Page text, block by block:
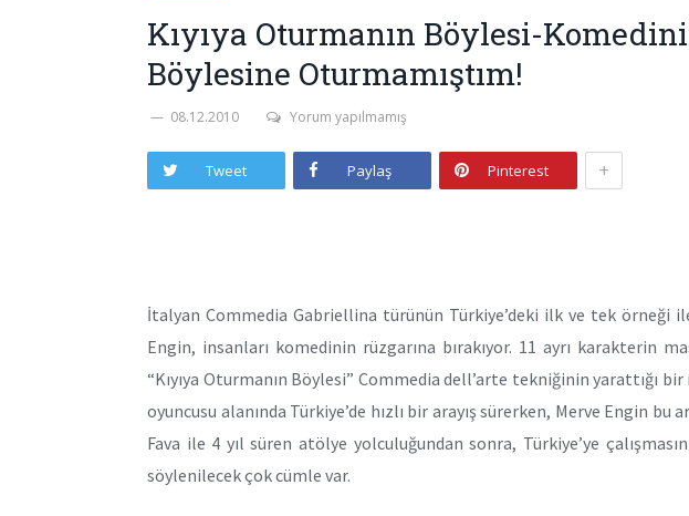
Kıyıya Oturmanın Böylesi-
Böylesine Oturmamıştım!
08.12.2010 Yorum yapılmamış
Tweet Paylaş Pinterest +
İtalyan Commedia Gabriellina türünün Türkiye’deki ilk ve tek örneği
Engin, insanları komedinin rüzgarına bırakıyor. 11 ayrı karakterin
“Kıyıya Oturmanın Böylesi” Commedia dell’arte tekniğinin yarattığı
oyuncusu alanında Türkiye’de hızlı bir arayış sürerken, Merve Engin bu
Fava ile 4 yıl süren atölye yolculuğundan sonra, Türkiye’ye
söylenilecek çok cümle var.